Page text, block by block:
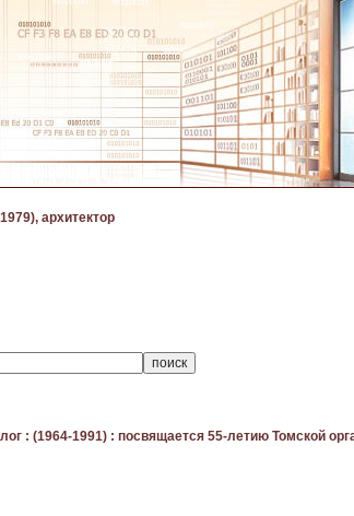
архитектор
: (1964-1991) : посвящается 55-летию Томской